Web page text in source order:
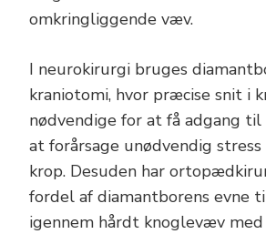
omkringliggende væv.
I neurokirurgi bruges
kraniotomi, hvor præcise snit i
nødvendige for at få adgang til
at forårsage unødvendig
krop. Desuden har
fordel af diamantborens evne
igennem hårdt knoglevæv